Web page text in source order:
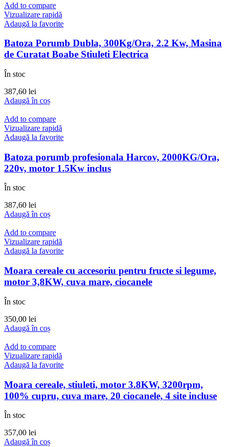
Add to compare
Vizualizare rapidă
Adaugă la favorite
Batoza Porumb Dubla, 300Kg/Ora, 2.2 Kw, Masina
de Curatat Boabe Stiuleti Electrica
În stoc
387,60 lei
Adaugă în coș
Add to compare
Vizualizare rapidă
Adaugă la favorite
Batoza porumb profesionala Harcov, 2000KG/Ora,
220v, motor 1.5Kw inclus
În stoc
387,60 lei
Adaugă în coș
Add to compare
Vizualizare rapidă
Adaugă la favorite
Moara cereale cu accesoriu pentru fructe si legume,
motor 3,8KW, cuva mare, ciocanele
În stoc
350,00 lei
Adaugă în coș
Add to compare
Vizualizare rapidă
Adaugă la favorite
Moara cereale, stiuleti, motor 3.8KW, 3200rpm,
100% cupru, cuva mare, 20 ciocanele, 4 site incluse
În stoc
357,00 lei
Adaugă în coș